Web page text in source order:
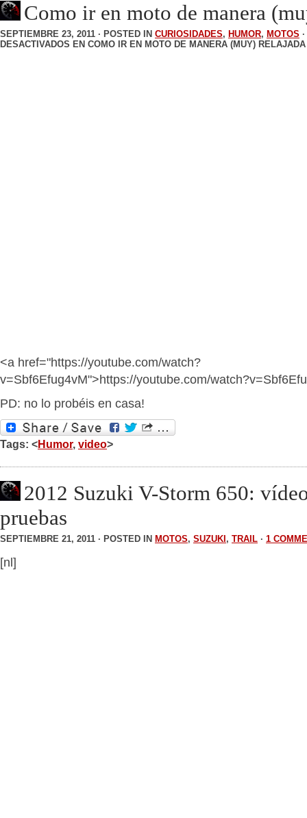
Como ir en moto de manera
SEPTIEMBRE 23, 2011 · POSTED IN CURIOSIDADES, HUMOR, MOTOS ·
DESACTIVADOS EN COMO IR EN MOTO DE MANERA (MUY) RELAJADA
<a href="https://youtube.com/watch?
v=Sbf6Efug4vM">https://youtube.com/
PD: no lo probéis en casa!
Tags: <Humor, video>
2012 Suzuki V-Storm 650:
pruebas
SEPTIEMBRE 21, 2011 · POSTED IN MOTOS, SUZUKI , TRAIL · 1
[nl]